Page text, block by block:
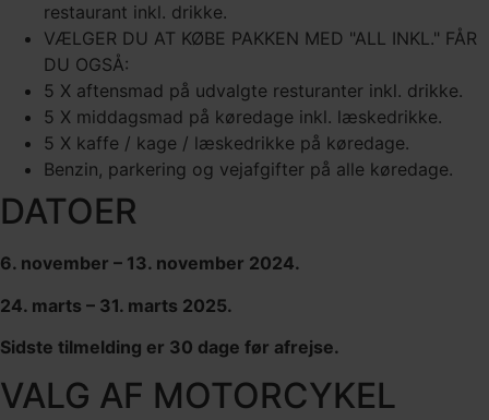
restaurant inkl. drikke.
VÆLGER DU AT KØBE PAKKEN MED "ALL INKL." FÅR
DU OGSÅ:
5 X aftensmad på udvalgte resturanter inkl. drikke.
5 X middagsmad på køredage inkl. læskedrikke.
5 X kaffe / kage / læskedrikke på køredage.
Benzin, parkering og vejafgifter på alle køredage.
DATOER
6. november – 13. november 2024.
24. marts – 31. marts 2025.
Sidste tilmelding er 30 dage før afrejse.
VALG AF MOTORCYKEL